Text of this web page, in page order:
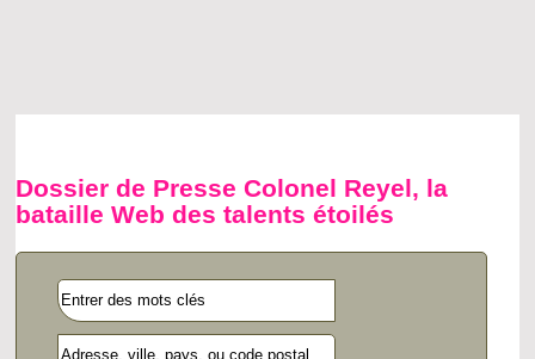
Dossier de Presse Colonel Reyel, la
bataille Web des talents étoilés